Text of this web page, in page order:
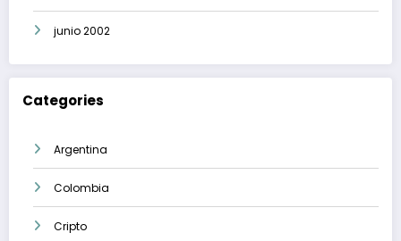
junio 2002
Categories
Argentina
Colombia
Cripto